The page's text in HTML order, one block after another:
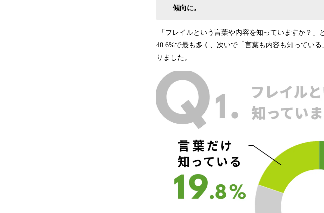
傾向に。
「フレイルという言葉や内容を知っていますか？
40.6%で最も多く、次いで「言葉も内容も知ってい
りました。